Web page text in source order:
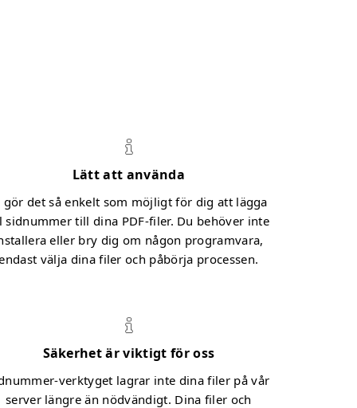
Lätt att använda
gör det så enkelt som möjligt för dig att lägga
sidnummer till dina PDF-filer. Du behöver inte
eller bry dig om någon programvara,
välja dina filer och påbörja processen.
Säkerhet är viktigt för oss
verktyget lagrar inte dina filer på vår
server längre än nödvändigt. Dina filer och